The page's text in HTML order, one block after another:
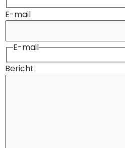
E-mail
E-mail
Bericht